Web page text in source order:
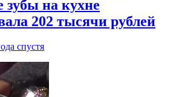
зубы на кухне
202 тысячи рублей
спустя